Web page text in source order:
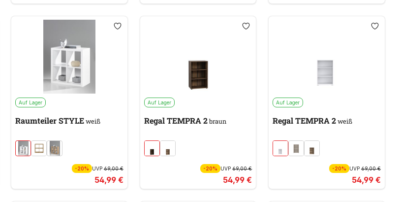
Auf Lager
Raumteiler STYLEweiß
-20% UVP69,00 €
54,99 €
Auf Lager
Regal TEMPRA 2braun
-20% UVP69,00 €
54,99 €
Auf Lager
Regal TEMPRA 2weiß
-20% UVP 69,00 €
54,99 €